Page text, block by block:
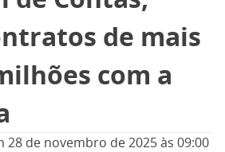
de mais
com a
28 de novembro de 2025às 09:00